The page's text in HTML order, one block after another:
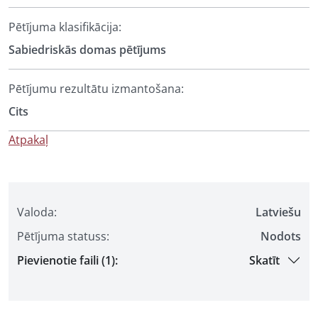
Valoda:
Latviešu
Pētījuma statuss:
Nodots
Pievienotie faili (1):
Skatīt
Pētījuma klasifikācija:
Sabiedriskās domas pētījums
Pētījumu rezultātu izmantošana:
Cits
Atpakaļ